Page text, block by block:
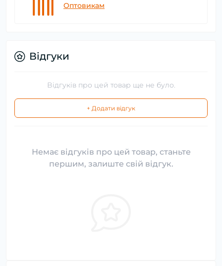
Оптовикам
Відгуки
Відгуків про цей товар ще не було.
+ Додати відгук
Немає відгуків про цей товар, станьте
першим, залиште свій відгук.